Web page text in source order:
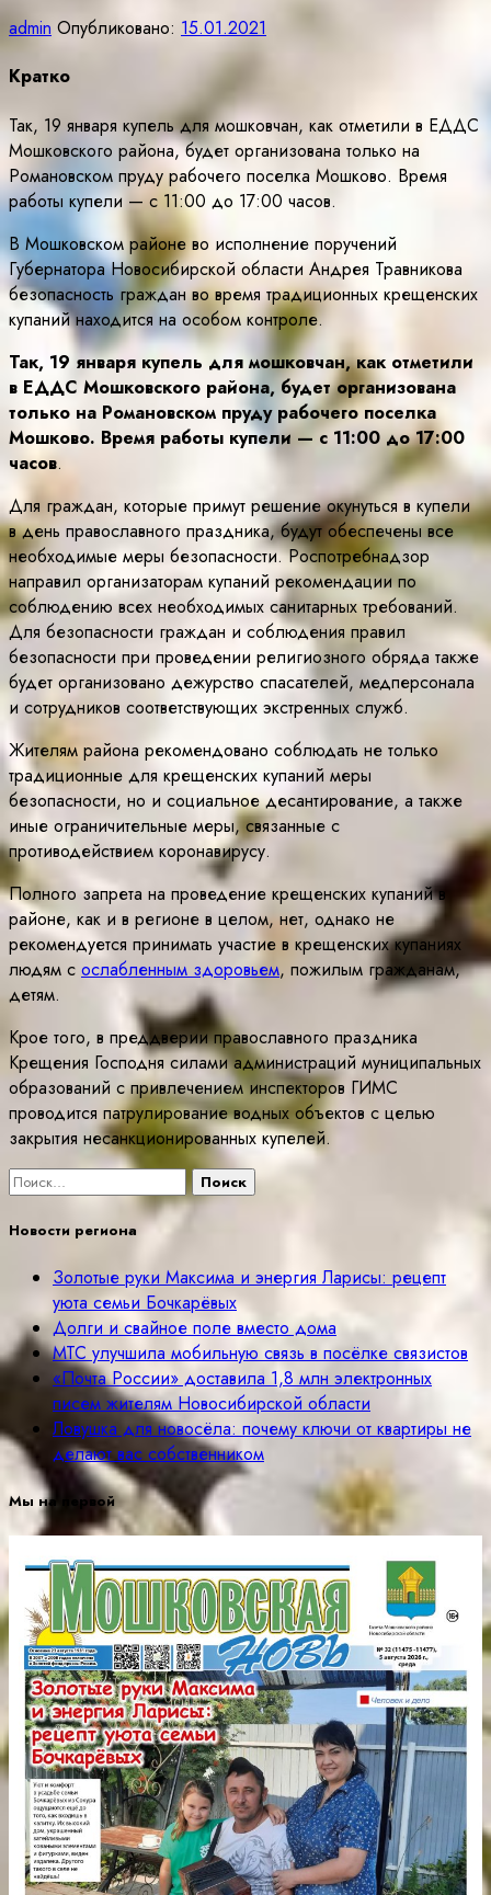
admin Опубликовано: 15.01.2021
Кратко
Так, 19 января купель для мошковчан, как отметили в ЕДДС
Мошковского района, будет организована только на
Романовском пруду рабочего поселка Мошково. Время
работы купели — с 11:00 до 17:00 часов.
В Мошковском районе во исполнение поручений
Губернатора Новосибирской области Андрея Травникова
безопасность граждан во время традиционных крещенских
купаний находится на особом контроле.
Так, 19 января купель для мошковчан, как отметили
в ЕДДС Мошковского района, будет организована
только на Романовском пруду рабочего поселка
Мошково. Время работы купели — с 11:00 до 17:00
часов.
Для граждан, которые примут решение окунуться в купели
в день православного праздника, будут обеспечены все
необходимые меры безопасности. Роспотребнадзор
направил организаторам купаний рекомендации по
соблюдению всех необходимых санитарных требований.
Для безопасности граждан и соблюдения правил
безопасности при проведении религиозного обряда также
будет организовано дежурство спасателей, медперсонала
и сотрудников соответствующих экстренных служб.
Жителям района рекомендовано соблюдать не только
традиционные для крещенских купаний меры
безопасности, но и социальное десантирование, а также
иные ограничительные меры, связанные с
противодействием коронавирусу.
Полного запрета на проведение крещенских купаний в
районе, как и в регионе в целом, нет, однако не
рекомендуется принимать участие в крещенских купаниях
людям с ослабленным здоровьем, пожилым гражданам,
детям.
Крое того, в преддверии православного праздника
Крещения Господня силами администраций муниципальных
образований с привлечением инспекторов ГИМС
проводится патрулирование водных объектов с целью
закрытия несанкционированных купелей.
Найти:
Новости региона
Золотые руки Максима и энергия Ларисы: рецепт
уюта семьи Бочкарёвых
Долги и свайное поле вместо дома
МТС улучшила мобильную связь в посёлке связистов
«Почта России» доставила 1,8 млн электронных
писем жителям Новосибирской области
Ловушка для новосёла: почему ключи от квартиры не
делают вас собственником
Мы на первой